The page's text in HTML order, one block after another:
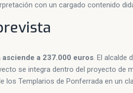
con un cargado contenido
asciende a 237.000 euros. El alcalde
se integra dentro del proyecto de
los Templarios de Ponferrada en un